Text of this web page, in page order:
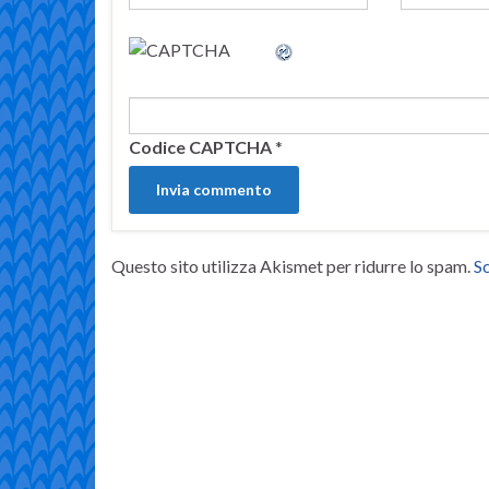
Codice CAPTCHA*
Questo sito utilizza Akismet per ridurre lo spam.